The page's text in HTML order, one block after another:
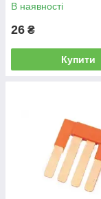
В наявності
26 ₴
Купити